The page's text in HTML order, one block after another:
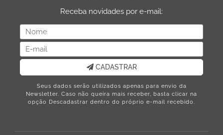
Receba novidades por e-mail:
CADASTRAR
Seus dados serão utilizados apenas para envio da
Newsletter. Caso não queira mais receber, basta clicar na
opção Descadastrar dentro do próprio e-mail recebido.